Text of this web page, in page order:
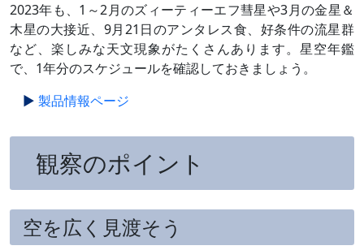
2023年も、1～2月のズィーティーエフ彗星や3月の金星＆
木星の大接近、9月21日のアンタレス食、好条件の流星群
など、楽しみな天文現象がたくさんあります。星空年鑑
で、1年分のスケジュールを確認しておきましょう。
製品情報ページ
観察のポイント
空を広く見渡そう